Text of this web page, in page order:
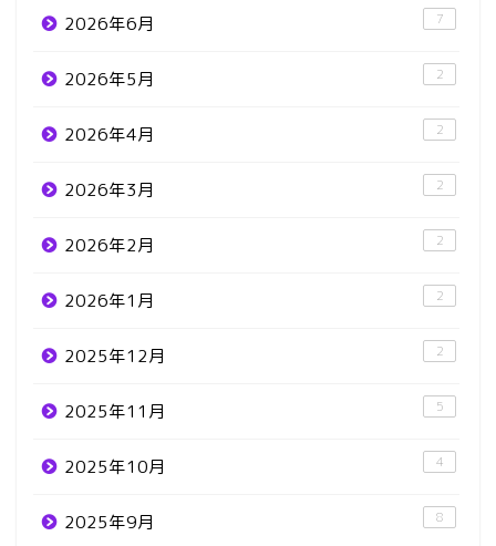
2026年6月 7
2026年5月 2
2026年4月 2
2026年3月 2
2026年2月 2
2026年1月 2
2025年12月 2
2025年11月 5
2025年10月 4
2025年9月 8